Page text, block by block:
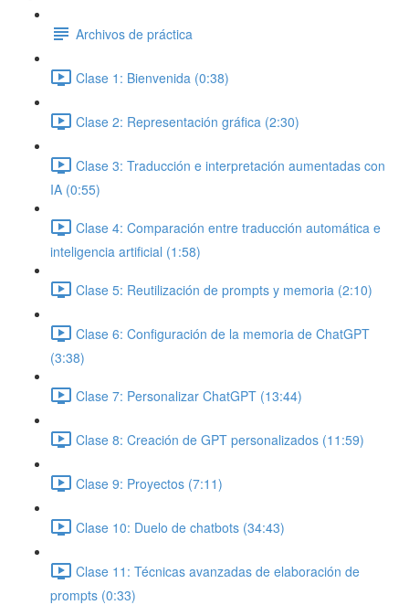
Archivos de práctica
Clase 1: Bienvenida (0:38)
Clase 2: Representación gráfica (2:30)
Clase 3: Traducción e interpretación aumentadas con
IA (0:55)
Clase 4: Comparación entre traducción automática e
inteligencia artificial (1:58)
Clase 5: Reutilización de prompts y memoria (2:10)
Clase 6: Configuración de la memoria de ChatGPT
(3:38)
Clase 7: Personalizar ChatGPT (13:44)
Clase 8: Creación de GPT personalizados (11:59)
Clase 9: Proyectos (7:11)
Clase 10: Duelo de chatbots (34:43)
Clase 11: Técnicas avanzadas de elaboración de
prompts (0:33)